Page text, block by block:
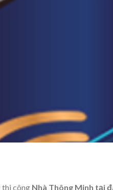
thi công Nhà Thông Minh tại